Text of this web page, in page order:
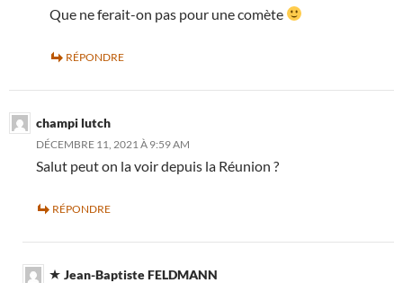
Que ne ferait-on pas pour une comète
RÉPONDRE
champi lutch
DÉCEMBRE 11, 2021 À 9:59 AM
Salut peut on la voir depuis la Réunion ?
RÉPONDRE
Jean-Baptiste FELDMANN